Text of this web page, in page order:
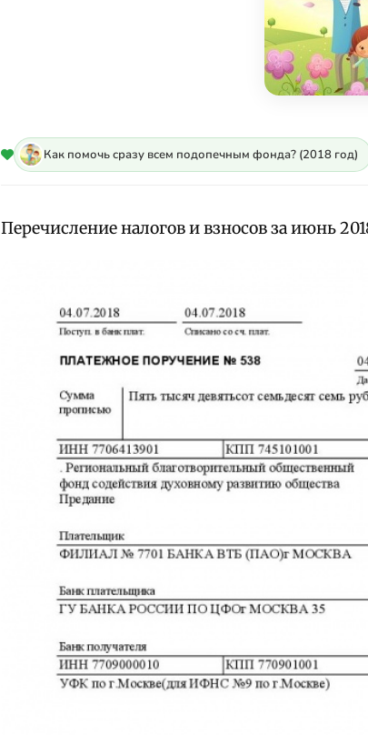
Как помочь сразу всем подопечным фонда? (2018 год)
Перечисление налогов и взносов за июнь